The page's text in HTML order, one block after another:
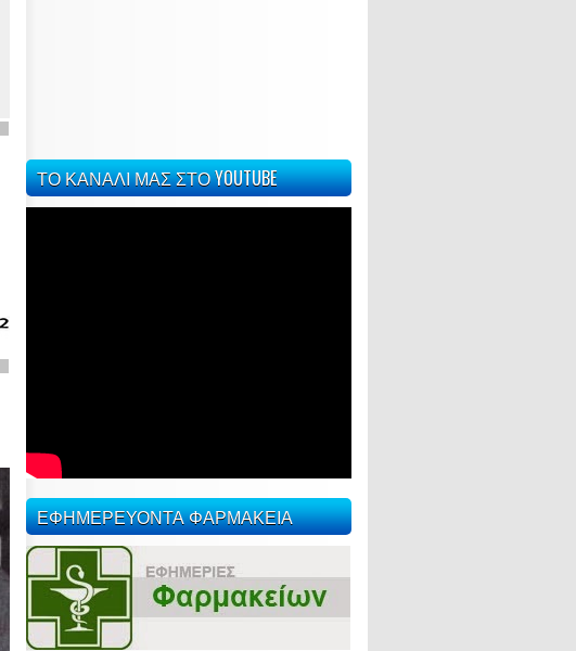
ΤΟ ΚΑΝΑΛΙ ΜΑΣ ΣΤΟ YOUTUBE
ΕΦΗΜΕΡΕΥΟΝΤΑ ΦΑΡΜΑΚΕΙΑ